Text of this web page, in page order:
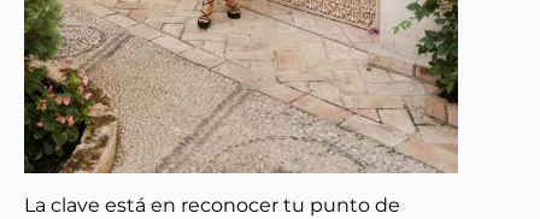
La clave está en reconocer tu punto de